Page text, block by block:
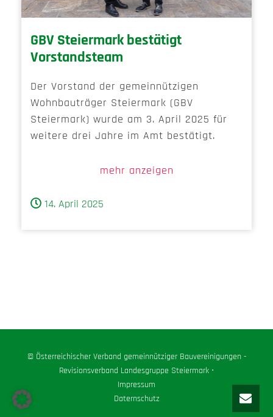
GBV Steiermark bestätigt
Vorstandsteam
Der Vorstand der gemeinnützigen
Wohnbauträger Steiermark (GBV
Steiermark) wurde am 3. April 2025 für
weitere drei Jahre im Amt bestätigt.
mehr anzeigen
14. April 2025
© Österreichischer Verband gemeinnütziger Bauvereinigungen -
Revisionsverband Landesgruppe Steiermark ⋅
Impressum
Daternschutz